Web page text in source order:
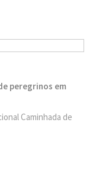
peregrinos em
Caminhada de